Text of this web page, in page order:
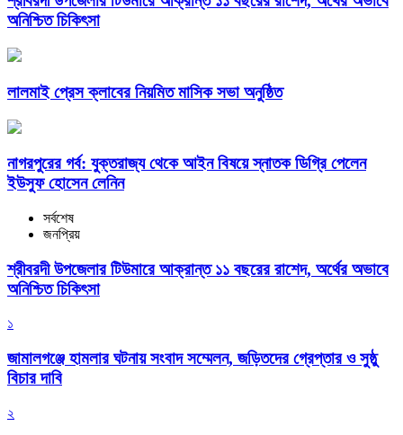
অনিশ্চিত চিকিৎসা
লালমাই প্রেস ক্লাবের নিয়মিত মাসিক সভা অনুষ্ঠিত
নাগরপুরের গর্ব: যুক্তরাজ্য থেকে আইন বিষয়ে স্নাতক ডিগ্রি পেলেন
ইউসুফ হোসেন লেনিন
সর্বশেষ
জনপ্রিয়
শ্রীবরদী উপজেলার টিউমারে আক্রান্ত ১১ বছরের রাশেদ, অর্থের অভাবে
অনিশ্চিত চিকিৎসা
১
জামালগঞ্জে হামলার ঘটনায় সংবাদ সম্মেলন, জড়িতদের গ্রেপ্তার ও সুষ্ঠু
বিচার দাবি
২